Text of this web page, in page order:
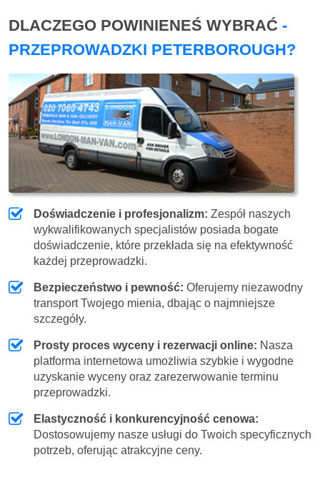
DLACZEGO POWINIENEŚ WYBRAĆ -
PRZEPROWADZKI PETERBOROUGH?
Doświadczenie i profesjonalizm: Zespół naszych
wykwalifikowanych specjalistów posiada bogate
doświadczenie, które przekłada się na efektywność
każdej przeprowadzki.
Bezpieczeństwo i pewność: Oferujemy niezawodny
transport Twojego mienia, dbając o najmniejsze
szczegóły.
Prosty proces wyceny i rezerwacji online: Nasza
platforma internetowa umożliwia szybkie i wygodne
uzyskanie wyceny oraz zarezerwowanie terminu
przeprowadzki.
Elastyczność i konkurencyjność cenowa:
Dostosowujemy nasze usługi do Twoich specyficznych
potrzeb, oferując atrakcyjne ceny.